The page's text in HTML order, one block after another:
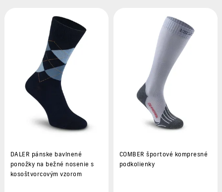
DALER pánske bavlnené
ponožky na bežné nosenie s
kosoštvorcovým vzorom
COMBER športové kompresné
podkolienky